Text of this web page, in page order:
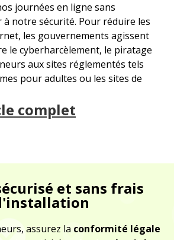
journées en ligne sans
notre sécurité. Pour réduire les
les gouvernements agissent
le cyberharcèlement, le piratage
aux sites réglementés tels
pour adultes ou les sites de
complet
et sans frais
assurez la conformité légale